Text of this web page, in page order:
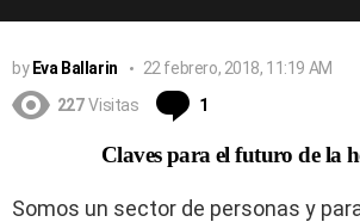
by Eva Ballarin
22 febrero, 2018, 11:19 AM
227 Visitas 1
Claves para el futuro de la
Somos un sector de personas y